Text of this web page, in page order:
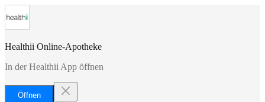
Healthii Online-Apotheke
In der Healthii App öffnen
Öffnen